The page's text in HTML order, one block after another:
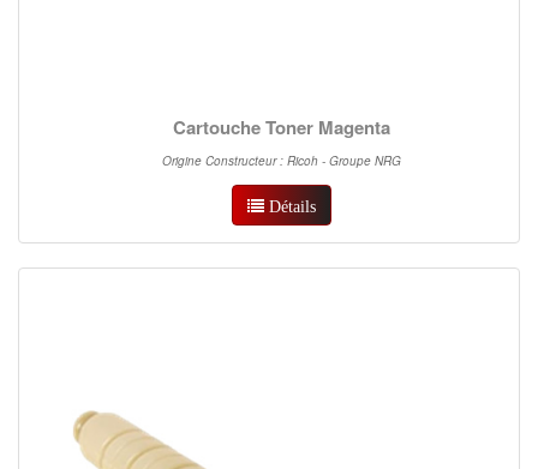
Cartouche Toner Magenta
Origine Constructeur : Ricoh - Groupe NRG
Détails